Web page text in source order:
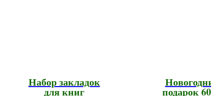
Набор закладок
для книг
Новогодний
подарок